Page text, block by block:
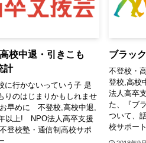
校中退・引きこも
計
に行かないっていう子 是
りのはじまりかもしれませ
早めに 不登校,高校中退,
以上! NPO法人高卒支援
登校塾・通信制高校サポ
...
ブラッ
不登校・
登校,高校
法人高卒
た、『ブ
ついて、
校サポー